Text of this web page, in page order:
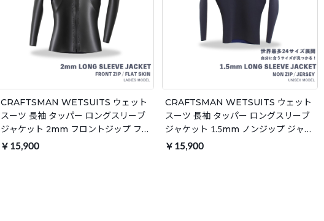
CRAFTSMAN WETSUITS ウェット
スーツ 長袖 タッパー ロングスリーブ
ジャケット 2mm フロントジップ フラ
ットスキン ラバー レディース 日本製
￥15,900
CRAFTSMAN WETSUITS ウェット
スーツ 長袖 タッパー ロングスリーブ
ジャケット 1.5mm ノンジップ ジャー
ジ ブラック ユニセックス 日本製 サー
￥15,900